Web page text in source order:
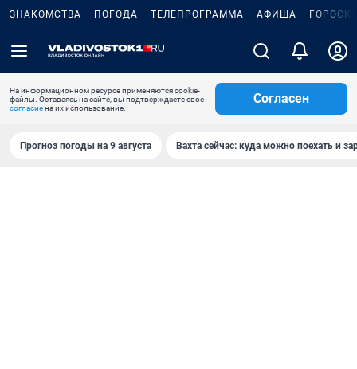
ЗНАКОМСТВА ПОГОДА ТЕЛЕПРОГРАММА АФИША
На информационном ресурсе применяются cookie-
файлы. Оставаясь на сайте, вы подтверждаете свое
согласиена их использование.
Согласен
Прогноз погоды на 9 августа Вахта сейчас: куда можно поехать и